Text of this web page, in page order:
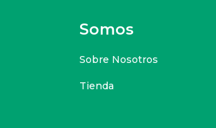
Somos
Sobre Nosotros
Tienda